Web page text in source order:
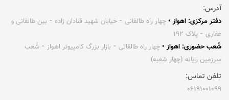
آدرس:
دفتر مرکزی: اهواز • چهار راه طالقانی ⁃ خیابان شهید قنادان زاده ⁃ بین طالقانی و
غفاری ⁃ پلاک ۱۹۲
شُعب حضوری: اهواز • چهار راه طالقانی ⁃ بازار بزرگ کامپیوتر اهواز ⁃ شُعب
سرزمین رایانه (چهار شعبه)
تلفن تماس:
۰۶۱۹۱۰۰۱۰۹۹